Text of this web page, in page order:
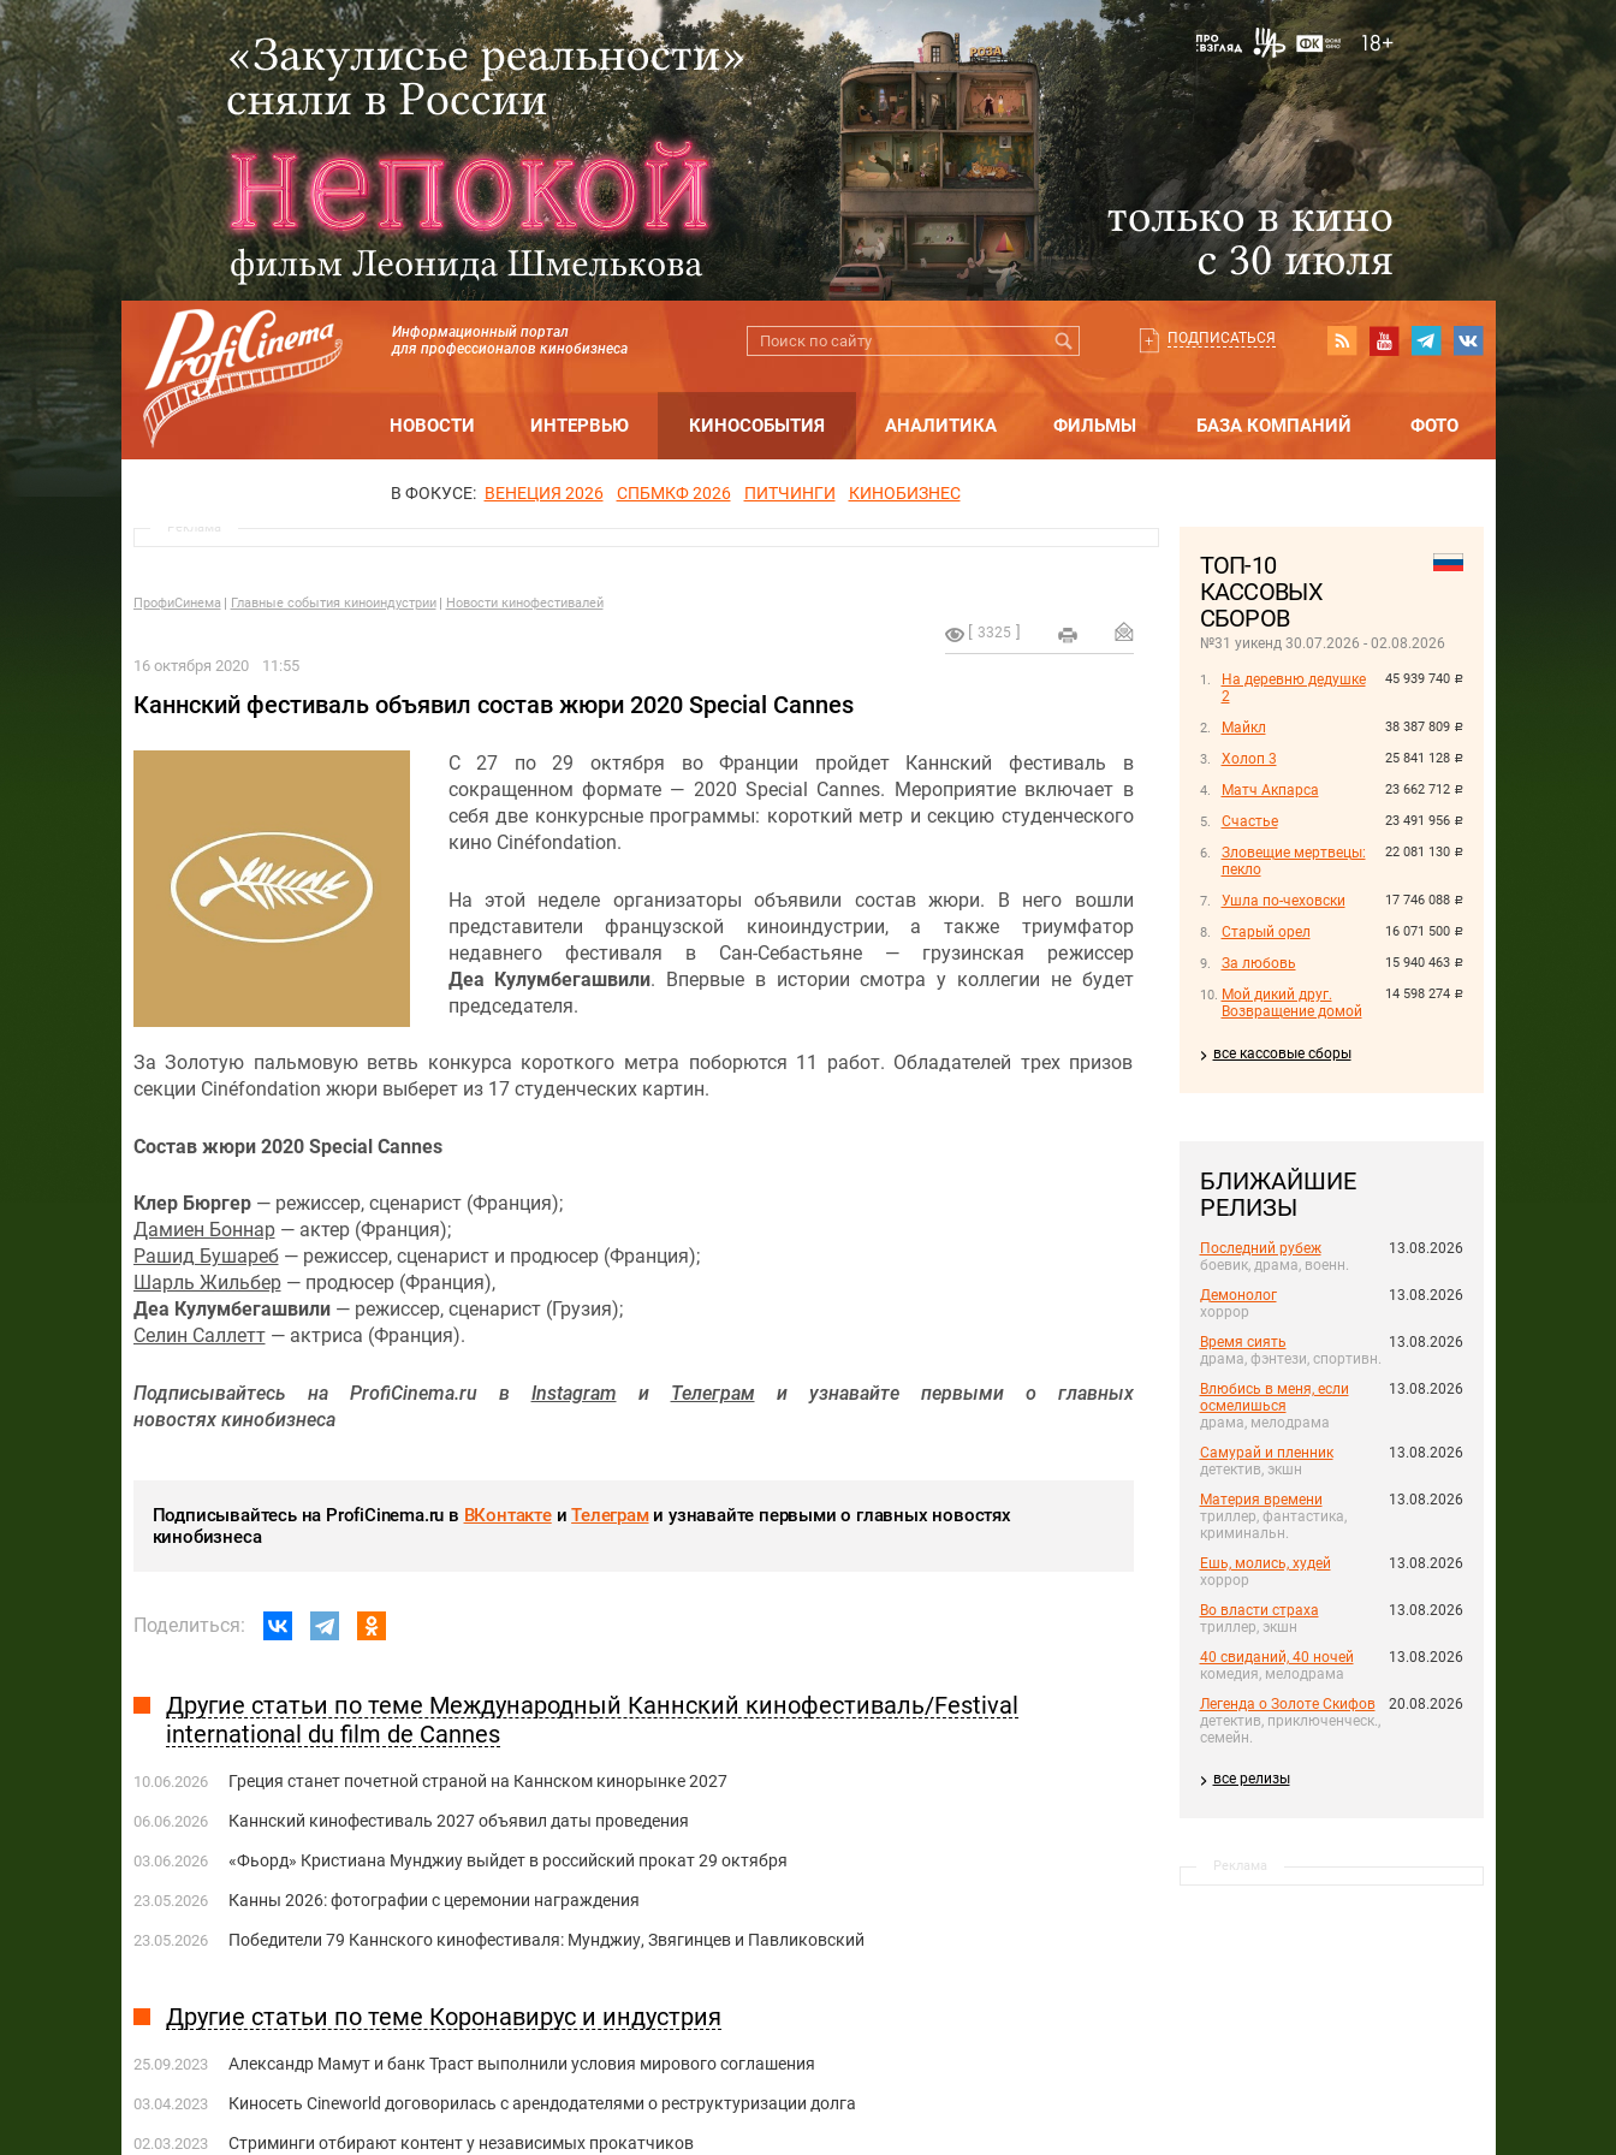
Информационный портал
для профессионалов кинобизнеса
ПОДПИСАТЬСЯ
НОВОСТИ ИНТЕРВЬЮ КИНОСОБЫТИЯ АНАЛИТИКА ФИЛЬМЫ БАЗА КОМПАНИЙ ФОТО
В ФОКУСЕ: ВЕНЕЦИЯ 2026 СПБМКФ 2026 ПИТЧИНГИ КИНОБИЗНЕС
ТОП-10
КАССОВЫХ
СБОРОВ
№31 уикенд 30.07.2026 - 02.08.2026
45 939 740 руб.
На деревню дедушке
2
38 387 809 руб.
Майкл
25 841 128 руб.
Холоп 3
23 662 712 руб.
Матч Акпарса
23 491 956 руб.
Счастье
22 081 130 руб.
Зловещие мертвецы:
пекло
17 746 088 руб.
Ушла по-чеховски
16 071 500 руб.
Старый орел
15 940 463 руб.
За любовь
14 598 274 руб.
Мой дикий друг.
Возвращение домой
все кассовые сборы
БЛИЖАЙШИЕ
РЕЛИЗЫ
Последний рубеж
боевик, драма, военн.
13.08.2026
Демонолог
хоррор
13.08.2026
Время сиять
драма, фэнтези, спортивн.
13.08.2026
Влюбись в меня, если
осмелишься
драма, мелодрама
13.08.2026
Самурай и пленник
детектив, экшн
13.08.2026
Материя времени
триллер, фантастика,
криминальн.
13.08.2026
Ешь, молись, худей
хоррор
13.08.2026
Во власти страха
триллер, экшн
13.08.2026
40 свиданий, 40 ночей
комедия, мелодрама
13.08.2026
Легенда о Золоте Скифов
детектив, приключенческ.,
семейн.
20.08.2026
все релизы
Реклама
Реклама
ПрофиСинема Главные события киноиндустрии Новости кинофестивалей
3325
16 октября 2020 11:55
Каннский фестиваль объявил состав жюри 2020 Special Cannes
С 27 по 29 октября во Франции пройдет Каннский фестиваль в
сокращенном формате — 2020 Special Cannes. Мероприятие включает в
себя две конкурсные программы: короткий метр и секцию студенческого
кино Cinéfondation.
На этой неделе организаторы объявили состав жюри. В него вошли
представители французской киноиндустрии, а также триумфатор
недавнего фестиваля в Сан-Себастьяне — грузинская режиссер
Деа Кулумбегашвили. Впервые в истории смотра у коллегии не будет
председателя.
За Золотую пальмовую ветвь конкурса короткого метра поборются 11 работ. Обладателей трех призов
секции Cinéfondation жюри выберет из 17 студенческих картин.
Состав жюри 2020 Special Cannes
Клер Бюргер— режиссер, сценарист (Франция);
Дамиен Боннар— актер (Франция);
Рашид Бушареб— режиссер, сценарист и продюсер (Франция);
Шарль Жильбер— продюсер (Франция),
Деа Кулумбегашвили— режиссер, сценарист (Грузия);
Селин Саллетт— актриса (Франция).
Подписывайтесь на ProfiCinema.ru в Instagram и Телеграм и узнавайте первыми о главных
новостях кинобизнеса
Подписывайтесь на ProfiCinema.ru в ВКонтактеиТелеграми узнавайте первыми о главных новостях
кинобизнеса
Поделиться:
Другие статьи по теме Международный Каннский кинофестиваль/Festival
international du film de Cannes
10.06.2026 Греция станет ​​почетной страной на Каннском кинорынке 2027
06.06.2026 Каннский кинофестиваль 2027 объявил даты проведения
03.06.2026 «Фьорд» Кристиана Мунджиу выйдет в российский прокат 29 октября
23.05.2026 Канны 2026: фотографии с церемонии награждения
23.05.2026 Победители 79 Каннского кинофестиваля: Мунджиу, Звягинцев и Павликовский
Другие статьи по теме Коронавирус и индустрия
25.09.2023 Александр Мамут и банк Траст выполнили условия мирового соглашения
03.04.2023 Киносеть Cineworld договорилась с арендодателями о реструктуризации долга
02.03.2023 Стриминги отбирают контент у независимых прокатчиков